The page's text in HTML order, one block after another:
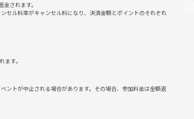
等、allジャンルOKです！
を作りたいと考え、
されます。
セル料率がキャンセル料になり、決済金額とポイントのそれぞれ
ます。
ントが中止される場合があります。その場合、参加料金は全額返